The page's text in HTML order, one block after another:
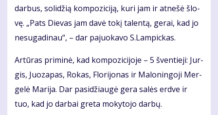
dar­bus, so­li­džią kom­po­zi­ci­ją, ku­ri jam ir at­ne­šė šlo­
vę. „Pats Die­vas jam da­vė to­kį ta­len­tą, ge­rai, kad jo
ne­su­ga­di­nau“, – dar pa­juo­ka­vo S.Lam­pic­kas.
Ar­tū­ras pri­mi­nė, kad kom­po­zi­ci­jo­je – 5 šven­tie­ji: Jur­
gis, Juo­za­pas, Ro­kas, Flo­ri­jo­nas ir Ma­lo­nin­go­ji Mer­
ge­lė Ma­ri­ja. Dar pa­si­džiau­gė ge­ra sa­lės erd­ve ir
tuo, kad jo dar­bai gre­ta mo­ky­to­jo dar­bų.